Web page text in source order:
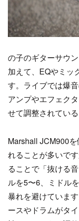
の子のギターサウ
加えて、EQやミッ
す。ライブでは爆
アンプやエフェク
せて調整されている
Marshall JCM900
れることが多いで
ることで「抜ける
ルを5〜6、ミドル
暴れを避けていま
ースやドラムがタ